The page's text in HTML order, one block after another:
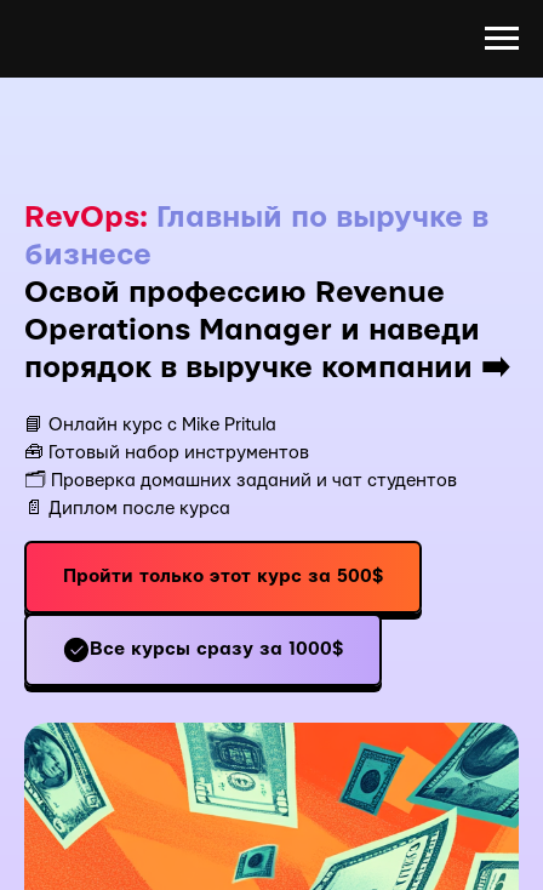
RevOps: Главный по выручке в
бизнесе
Освой профессию Revenue
Operations Manager и наведи
порядок в выручке компании ➡️
📘 Онлайн курс с Mike Pritula
🧰 Готовый набор инструментов
🗂 Проверка домашних заданий и чат студентов
📄 Диплом после курса
Пройти только этот курс за 500$
Все курсы сразу за 1000$